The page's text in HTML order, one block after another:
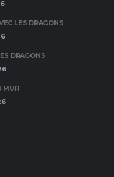
LES DRAGONS
DRAGONS
MUR